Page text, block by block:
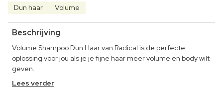
Dun haar Volume
Beschrijving
Volume Shampoo Dun Haar van Radical is de perfecte
oplossing voor jou als je je fijne haar meer volume en body wilt
geven.
Lees verder